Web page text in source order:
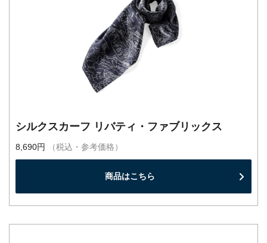
シルクスカーフ リバティ・ファブリックス
8,690円 （税込・参考価格）
商品はこちら